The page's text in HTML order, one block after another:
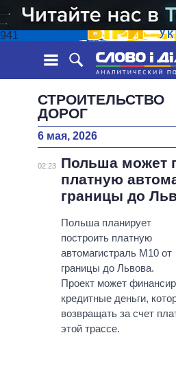
941
НОВОСТИ
ЛЕНТА
СОБЫТИЯ
СТАТЬИ
ДАЙДЖЕСТЫ
ВСЕ ПОЛИТИКИ
ВЕРХОВНАЯ РАДА
КАБИНЕТ МИНИСТРОВ
ГЛАВЫ
МЭРЫ
ВСЕ ПЕРСОНЫ
ВИДЕО
СРАВНЕНИЕ
СТРОИТЕЛЬСТВО
ДОРОГ
6 мая, 2026
02:23
Польша может
платную
границы до
Польша планирует
построить платную
автомагистраль М10 от
границы до Львова.
Проект может
кредитные деньги,
возвращать за счет
этой трассе.